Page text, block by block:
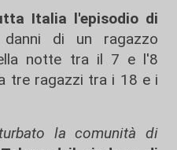
Italia l'episodio di
di un ragazzo
notte tra il 7 e l'8
tre ragazzi tra i 18 e i
la comunità di